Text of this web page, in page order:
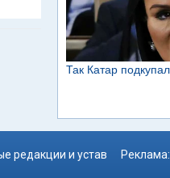
редакции и устав Реклама: